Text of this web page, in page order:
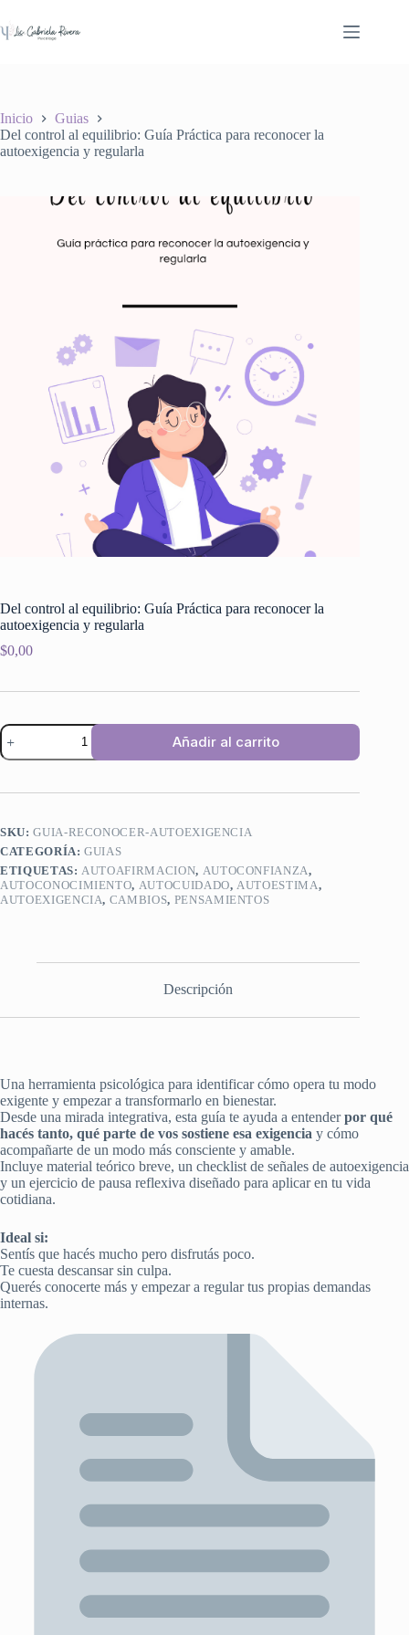
al
contenido
Inicio
Guias
Del control al equilibrio: Guía Práctica para reconocer la
autoexigencia y regularla
Del control al equilibrio: Guía Práctica para reconocer la
autoexigencia y regularla
$0,00
Del
control
al
Guía
reconocer
la
autoexigencia
y
regularla
Añadir al carrito
SKU:GUIA-RECONOCER-AUTOEXIGENCIA
CATEGORÍA:GUIAS
ETIQUETAS: AUTOAFIRMACION, AUTOCONFIANZA,
AUTOCONOCIMIENTO, AUTOCUIDADO, AUTOESTIMA,
AUTOEXIGENCIA, CAMBIOS, PENSAMIENTOS
Descripción
Una herramienta psicológica para identificar cómo opera tu modo
exigente y empezar a transformarlo en bienestar.
Desde una mirada integrativa, esta guía te ayuda a entenderpor qué
hacés tanto, qué parte de vos sostiene esa exigencia y cómo
acompañarte de un modo más consciente y amable.
Incluye material teórico breve, un checklist de señales de autoexigencia
y un ejercicio de pausa reflexiva diseñado para aplicar en tu vida
cotidiana.
Ideal si:
Sentís que hacés mucho pero disfrutás poco.
Te cuesta descansar sin culpa.
Querés conocerte más y empezar a regular tus propias demandas
internas.